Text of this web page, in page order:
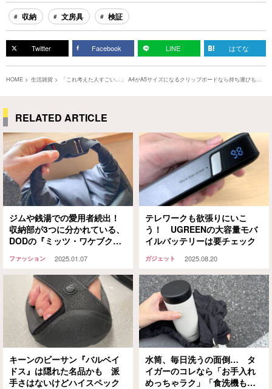
収納 文房具 検証
Twitter Facebook LINE はてな
HOME 生活雑貨
「これ考えた人すごい…」 A4がA5サイズになるクリップボードなら持ち運びも
RELATED ARTICLE
ジムや銭湯での愛用者続出！
収納部が3つに分かれている、
DODの『ミッツ・ワケブクー
ファッション 2025.01.07
テレワークも欲張りにいこ
う！ UGREENの大容量モバ
イルバッテリーは要チェック
ガジェット 2025.08.20
キーンのビーサン『バルベイ
ドス』は隠れた名品かも 派
手さはないけどハイスペック
水筒、毎日洗うの面倒… タ
イガーのコレなら「お手入れ
めっちゃラク」「食洗機も対